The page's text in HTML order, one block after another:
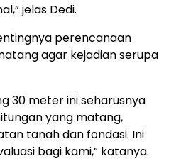
jelas Dedi.
perencanaan
agar kejadian serupa
30 meter ini seharusnya
yang matang,
tanah dan fondasi. Ini
bagi kami,” katanya.